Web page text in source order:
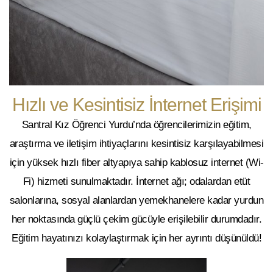
Hızlı ve Kesintisiz İnternet Erişimi
Santral Kız Öğrenci Yurdu’nda öğrencilerimizin eğitim,
araştırma ve iletişim ihtiyaçlarını kesintisiz karşılayabilmesi
için yüksek hızlı fiber altyapıya sahip kablosuz internet (Wi-
Fi) hizmeti sunulmaktadır. İnternet ağı; odalardan etüt
salonlarına, sosyal alanlardan yemekhanelere kadar yurdun
her noktasında güçlü çekim gücüyle erişilebilir durumdadır.
Eğitim hayatınızı kolaylaştırmak için her ayrıntı düşünüldü!